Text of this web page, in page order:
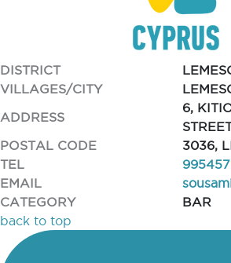
DISTRICT
VILLAGES/CITY
ADDRESS
6,
POSTAL CODE
3036,
TEL
EMAIL
CATEGORY
BAR
back to top